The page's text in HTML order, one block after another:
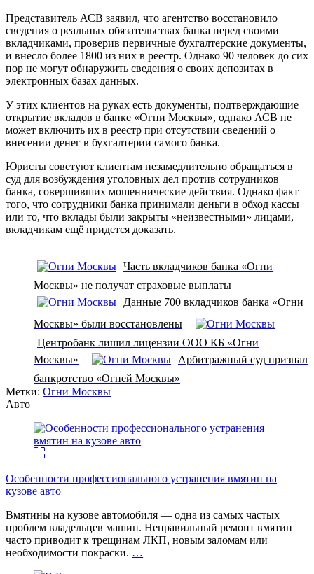
Представитель АСВ заявил, что агентство восстановило
сведения о реальных обязательствах банка перед своими
вкладчиками, проверив первичные бухгалтерские документы,
и внесло более 1800 из них в реестр. Однако 90 человек до сих
пор не могут обнаружить сведения о своих депозитах в
электронных базах данных.
У этих клиентов на руках есть документы, подтверждающие
открытие вкладов в банке «Огни Москвы», однако АСВ не
может включить их в реестр при отсутствии сведений о
внесении денег в бухгалтерии самого банка.
Юристы советуют клиентам незамедлительно обращаться в
суд для возбуждения уголовных дел против сотрудников
банка, совершивших мошеннические действия. Однако факт
того, что сотрудники банка принимали деньги в обход кассы
или то, что вклады были закрыты «неизвестными» лицами,
вкладчикам ещё придется доказать.
Часть вкладчиков банка «Огни
Москвы» не получат страховые выплаты
Данные 700 вкладчиков банка «Огни
Москвы» были восстановлены
Центробанк лишил лицензии ООО КБ «Огни
Москвы»
Арбитражный суд признал
банкротство «Огней Москвы»
Метки: Огни Москвы
Авто
Особенности профессионального устранения вмятин на
кузове авто
Вмятины на кузове автомобиля — одна из самых частых
проблем владельцев машин. Неправильный ремонт вмятин
часто приводит к трещинам ЛКП, новым заломам или
необходимости покраски. …